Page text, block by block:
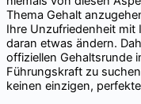
Thema Gehalt
Ihre Unzufriedenheit
daran etwas ändern.
offiziellen Gehaltsrunde
Führungskraft zu
keinen einzigen,